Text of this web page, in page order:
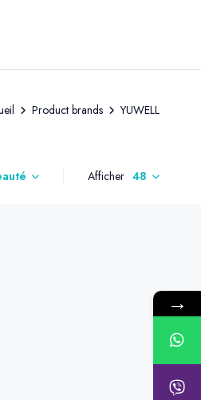
Product brands YUWELL
Afficher 48
→